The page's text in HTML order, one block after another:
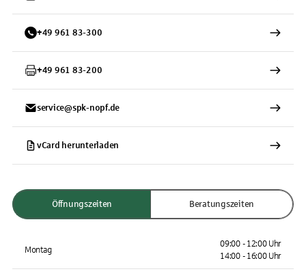
+49 961 83-300
+49 961 83-200
service@spk-nopf.de
vCard herunterladen
Öffnungszeiten Beratungszeiten
Montag
09:00 - 12:00 Uhr
14:00 - 16:00 Uhr